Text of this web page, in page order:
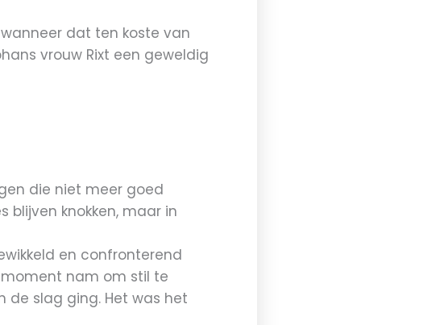
dat ten koste van
vrouw Rixt een geweldig
die niet meer goed
blijven knokken, maar in
en confronterend
nam om stil te
de slag ging. Het was het